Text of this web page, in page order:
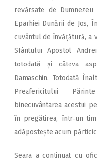
revărsate de
Eparhiei Dunării de Jos,
cuvântul de învățătură, a
Sfântului Apostol
totodată și câteva
Damaschin. Totodată
Preafericitului
binecuvântarea acestui
în pregătirea, într‑un
adă­postește acum
Seara a continuat cu